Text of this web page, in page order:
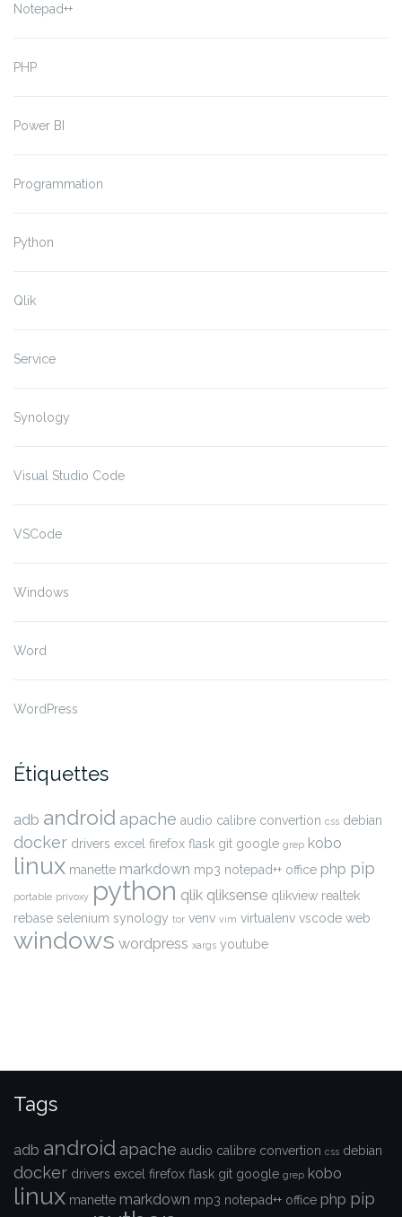
Notepad++
PHP
Power BI
Programmation
Python
Qlik
Service
Synology
Visual Studio Code
VSCode
Windows
Word
WordPress
Étiquettes
adb android apache audio calibre convertion css debian
docker drivers excel firefox flask git google grep kobo
linux manette markdown mp3 notepad++ office php pip
portable privoxy python qlik qliksense qlikview realtek
rebase selenium synology tor venv vim virtualenv vscode web
windows wordpress xargs youtube
Tags
adb android apache audio calibre convertion css debian
docker drivers excel firefox flask git google grep kobo
linux manette markdown mp3 notepad++ office php pip